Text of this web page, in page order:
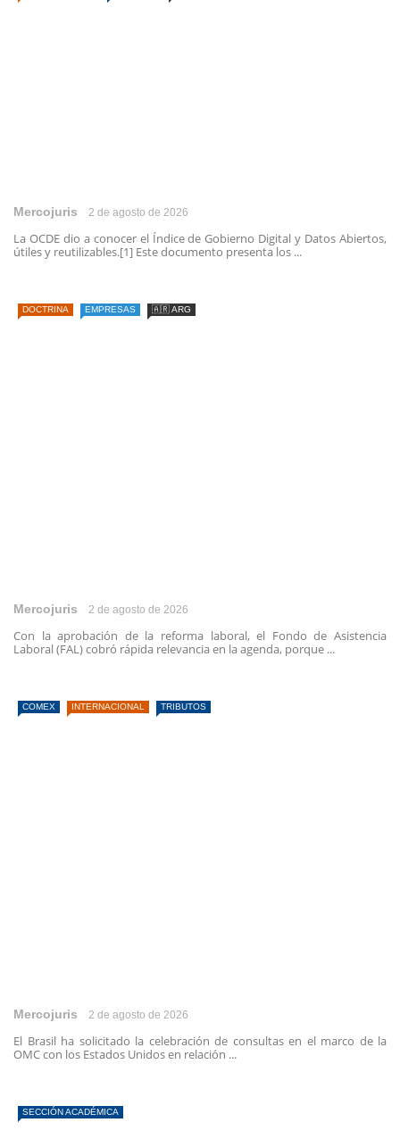
Mercojuris 2 de agosto de 2026
La OCDE dio a conocer el Índice de Gobierno Digital y Datos Abiertos,
útiles y reutilizables.[1] Este documento presenta los ...
DOCTRINA EMPRESAS 🇦🇷 ARG
Mercojuris 2 de agosto de 2026
Con la aprobación de la reforma laboral, el Fondo de Asistencia
Laboral (FAL) cobró rápida relevancia en la agenda, porque ...
COMEX INTERNACIONAL TRIBUTOS
Mercojuris 2 de agosto de 2026
El Brasil ha solicitado la celebración de consultas en el marco de la
OMC con los Estados Unidos en relación ...
SECCIÓN ACADÉMICA